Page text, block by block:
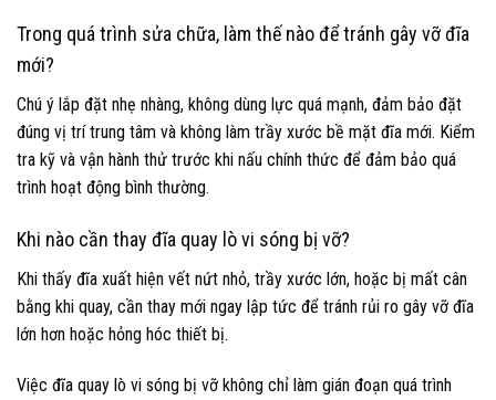
Trong quá trình sửa chữa, làm thế nào để tránh gây vỡ đĩa
mới?
Chú ý lắp đặt nhẹ nhàng, không dùng lực quá mạnh, đảm bảo đặt
đúng vị trí trung tâm và không làm trầy xước bề mặt đĩa mới. Kiểm
tra kỹ và vận hành thử trước khi nấu chính thức để đảm bảo quá
trình hoạt động bình thường.
Khi nào cần thay đĩa quay lò vi sóng bị vỡ?
Khi thấy đĩa xuất hiện vết nứt nhỏ, trầy xước lớn, hoặc bị mất cân
bằng khi quay, cần thay mới ngay lập tức để tránh rủi ro gây vỡ đĩa
lớn hơn hoặc hỏng hóc thiết bị.
Việc đĩa quay lò vi sóng bị vỡ không chỉ làm gián đoạn quá trình